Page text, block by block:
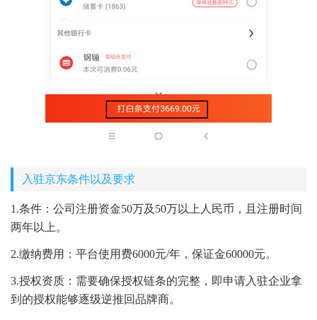
入驻京东条件以及要求
1.条件：公司注册资金50万及50万以上人民币，且注册时间
两年以上。
2.缴纳费用：平台使用费6000元/年，保证金60000元。
3.授权资质：需要确保授权链条的完整，即申请入驻企业拿
到的授权能够逐级逆推回品牌商。